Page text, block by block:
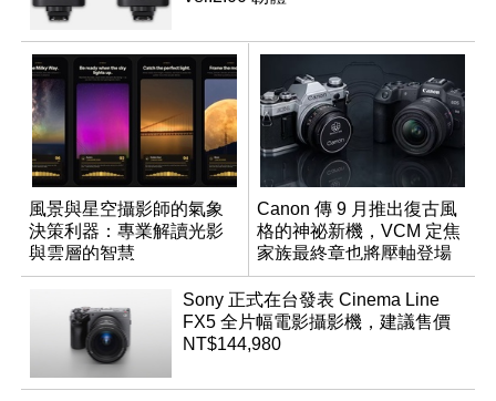
風景與星空攝影師的氣象
決策利器：專業解讀光影
與雲層的智慧
App「Atmos」登場
Canon 傳 9 月推出復古風
格的神祕新機，VCM 定焦
家族最終章也將壓軸登場
Sony 正式在台發表 Cinema Line
FX5 全片幅電影攝影機，建議售價
NT$144,980